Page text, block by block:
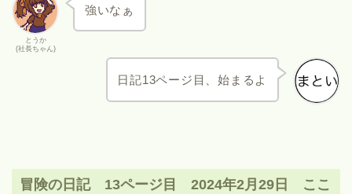
とうか
(社長ちゃん)
強いなぁ
日記13ページ目、始まるよ
冒険の日記 13ページ目 2024年2月29日 ここ